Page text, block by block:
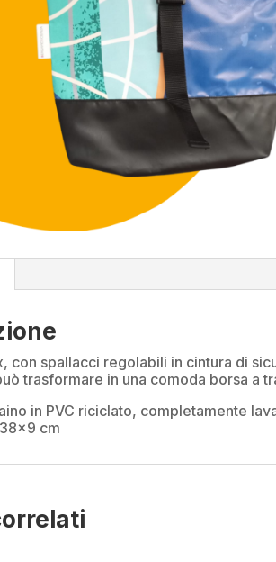
con spallacci regolabili in cintura di
trasformare in una comoda borsa a
in PVC riciclato, completamente
cm